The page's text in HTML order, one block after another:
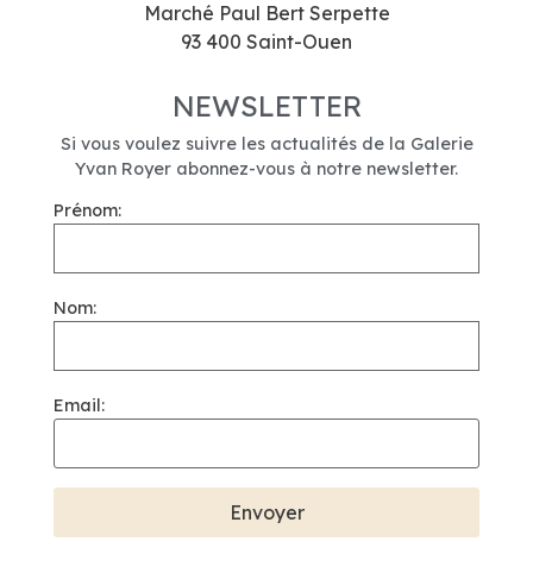
Marché Paul Bert Serpette
93 400 Saint-Ouen
NEWSLETTER
Si vous voulez suivre les actualités de la Galerie
Yvan Royer abonnez-vous à notre newsletter.
Prénom:
Nom:
Email: